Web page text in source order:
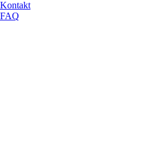
Kontakt
FAQ